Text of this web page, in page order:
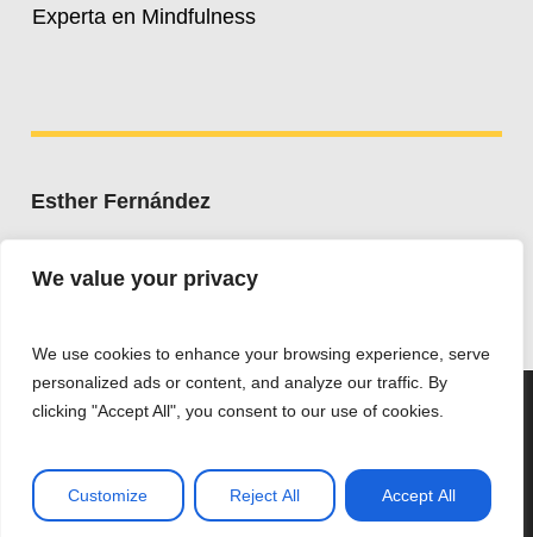
We value your privacy
We use cookies to enhance your browsing experience, serve
personalized ads or content, and analyze our traffic. By
clicking "Accept All", you consent to our use of cookies.
Customize Reject All Accept All
Experta en Mindfulness
Esther Fernández
esther@estherfdez.es
Privacidad · Accesibilidad ·Aviso legal ·Cookies
Utilizamos cookies para ofrecerte la mejor experiencia en
nuestra web.
Aceptar